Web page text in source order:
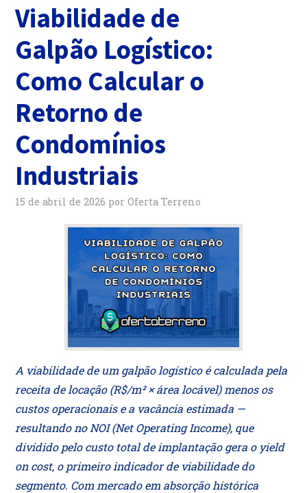
LOGIN
Viabilidade de
Galpão Logístico:
Como Calcular o
Retorno de
Condomínios
Industriais
15 de abril de 2026 porOferta Terreno
A viabilidade de um galpão logístico é calculada pela
receita de locação (R$/m² × área locável) menos os
custos operacionais e a vacância estimada —
resultando no NOI (Net Operating Income), que
dividido pelo custo total de implantação gera o yield
on cost, o primeiro indicador de viabilidade do
segmento. Com mercado em absorção histórica